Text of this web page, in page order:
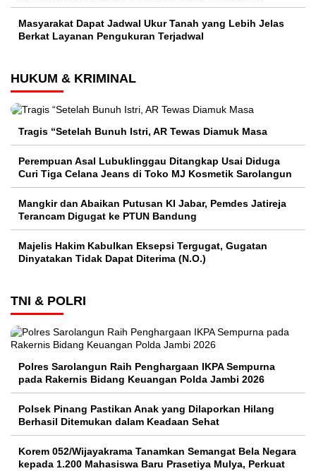
Masyarakat Dapat Jadwal Ukur Tanah yang Lebih Jelas
Berkat Layanan Pengukuran Terjadwal
HUKUM & KRIMINAL
Tragis “Setelah Bunuh Istri, AR Tewas Diamuk Masa
Perempuan Asal Lubuklinggau Ditangkap Usai Diduga
Curi Tiga Celana Jeans di Toko MJ Kosmetik Sarolangun
Mangkir dan Abaikan Putusan KI Jabar, Pemdes Jatireja
Terancam Digugat ke PTUN Bandung
Majelis Hakim Kabulkan Eksepsi Tergugat, Gugatan
Dinyatakan Tidak Dapat Diterima (N.O.)
TNI & POLRI
Polres Sarolangun Raih Penghargaan IKPA Sempurna
pada Rakernis Bidang Keuangan Polda Jambi 2026
Polsek Pinang Pastikan Anak yang Dilaporkan Hilang
Berhasil Ditemukan dalam Keadaan Sehat
Korem 052/Wijayakrama Tanamkan Semangat Bela Negara
kepada 1.200 Mahasiswa Baru Prasetiya Mulya, Perkuat